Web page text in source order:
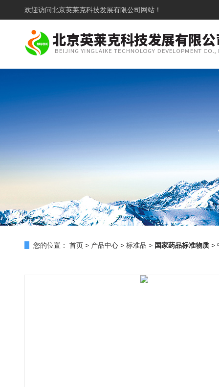
欢迎访问北京英莱克科技发展有限公司网站！
您的位置： 首页 > 产品中心 > 标准品 > 国家药品标准物质 >